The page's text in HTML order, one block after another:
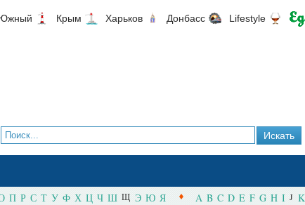
Крым Харьков Донбасс Lifestyle
П Р С Т У Ф Х Ц Ч Ш Щ Э Ю Я A B C D E F G H I J K